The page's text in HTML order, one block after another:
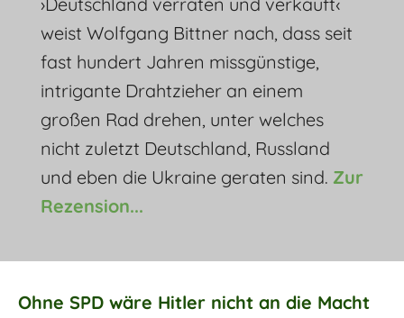
weist Wolfgang Bittner nach, dass seit
fast hundert Jahren missgünstige,
intrigante Drahtzieher an einem
großen Rad drehen, unter welches
nicht zuletzt Deutschland, Russland
und eben die Ukraine geraten sind. Zur
Rezension...
Ohne SPD wäre Hitler nicht an die Macht